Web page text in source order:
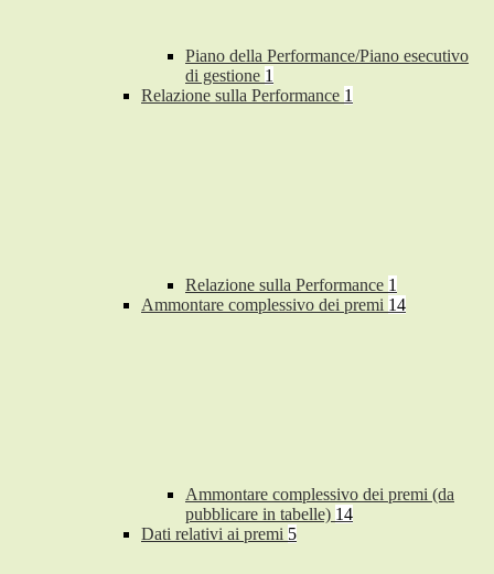
Piano della Performance/Piano esecutivo
di gestione 1
Relazione sulla Performance 1
Relazione sulla Performance 1
Ammontare complessivo dei premi 14
Ammontare complessivo dei premi (da
pubblicare in tabelle) 14
Dati relativi ai premi 5